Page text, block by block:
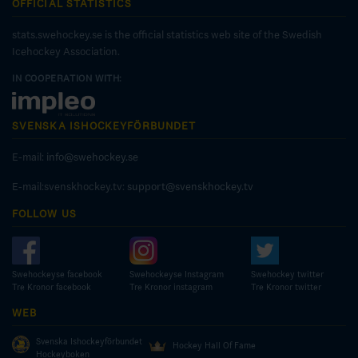
OFFICIAL STATISTICS
stats.swehockey.se is the official statistics web site of the Swedish
Icehockey Association.
IN COOPERATION WITH:
SVENSKA ISHOCKEYFÖRBUNDET
E-mail: info@swehockey.se
E-mail:svenskhockey.tv: support@svenskhockey.tv
FOLLOW US
Swehockeyse facebook
Tre Kronor facebook
Swehockeyse Instagram
Tre Kronor instagram
Swehockey twitter
Tre Kronor twitter
WEB
Svenska Ishockeyförbundet
Hockeyboken
Hockey Hall Of Fame